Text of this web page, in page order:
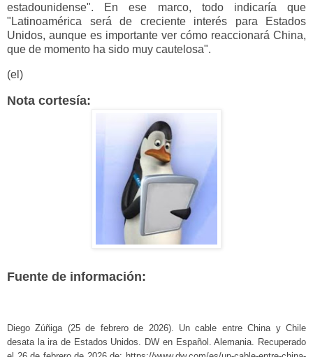
estadounidense". En ese marco, todo indicaría que
"Latinoamérica será de creciente interés para Estados
Unidos, aunque es importante ver cómo reaccionará China,
que de momento ha sido muy cautelosa".
(el)
Nota cortesía:
Fuente de información:
Diego Zúñiga (25 de febrero de 2026). Un cable entre China y Chile
desata la ira de Estados Unidos. DW en Español. Alemania. Recuperado